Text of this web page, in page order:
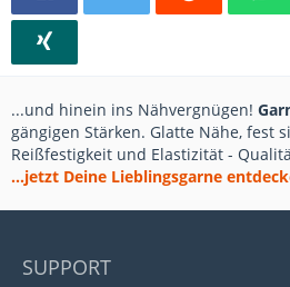
...und hinein ins Nähvergnügen!
gängigen Stärken. Glatte Nähe, fest
Reißfestigkeit und Elastizität -
...jetzt Deine Lieblingsgarne
SUPPORT